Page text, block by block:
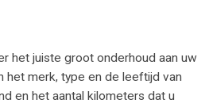
het juiste groot onderhoud aan uw
het merk, type en de leeftijd van
en het aantal kilometers dat u